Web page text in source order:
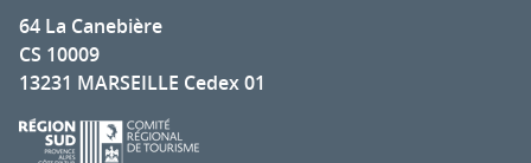
64 La Canebière
CS 10009
13231 MARSEILLE Cedex 01